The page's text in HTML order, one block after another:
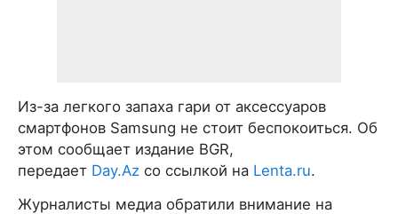
Из-за легкого запаха гари от аксессуаров
смартфонов Samsung не стоит беспокоиться. Об
этом сообщает издание BGR,
передает Day.Az со ссылкой на Lenta.ru.
Журналисты медиа обратили внимание на